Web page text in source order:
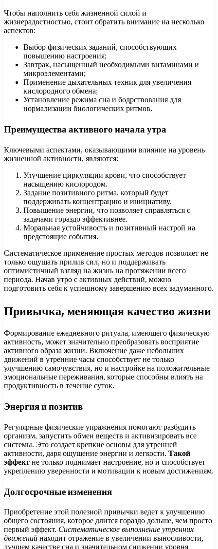
Чтобы наполнить себя жизненной силой и
жизнерадостностью, стоит обратить внимание на несколько
аспектов:
Выбор физических заданий, способствующих
повышению настроения;
Завтрак, насыщенный необходимыми витаминами и
микроэлементами;
Применение дыхательных техник для увеличения
кислородного обмена;
Установление режима сна и бодрствования для
нормализации биологических ритмов.
Преимущества активного начала утра
Ключевыми аспектами, оказывающими влияние на уровень
жизненной активности, являются:
Улучшение циркуляции крови, что способствует
насыщению кислородом.
Задание позитивного ритма, который будет
поддерживать концентрацию и инициативу.
Повышение энергии, что позволяет справляться с
задачами гораздо эффективнее.
Моральная устойчивость и позитивный настрой на
предстоящие события.
Систематическое применение простых методов позволяет не
только ощущать прилив сил, но и поддерживать
оптимистичный взгляд на жизнь на протяжении всего
периода. Начав утро с активных действий, можно
подготовить себя к успешному завершению всех задуманного.
Привычка, меняющая качество жизни
Формирование ежедневного ритуала, имеющего физическую
активность, может значительно преобразовать восприятие
активного образа жизни. Включение даже небольших
движений в утренние часы способствует не только
улучшению самочувствия, но и настройке на положительные
эмоциональные переживания, которые способны влиять на
продуктивность в течение суток.
Энергия и позитив
Регулярные физические упражнения помогают разбудить
организм, запустить обмен веществ и активизировать все
системы. Это создает крепкие основы для утренней
активности, даря ощущение энергии и легкости. Такой
эффект не только поднимает настроение, но и способствует
укреплению уверенности и мотивации к новым достижениям.
Долгосрочные изменения
Приобретение этой полезной привычки ведет к улучшению
общего состояния, которое длится гораздо дольше, чем просто
первый эффект. Систематическое выполнение утренних
движений находит отражение в увеличении выносливости,
лучшем качестве сна и значительном снижении уровня